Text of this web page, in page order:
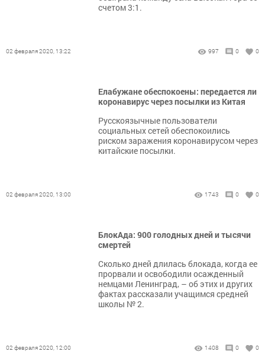
счетом 3:1.
02 февраля 2020, 13:22 997 0 0
Елабужане обеспокоены: передается ли
коронавирус через посылки из Китая
Русскоязычные пользователи
социальных сетей обеспокоились
риском заражения коронавирусом через
китайские посылки.
02 февраля 2020, 13:00 1743 0 0
БлокАда: 900 голодных дней и тысячи
смертей
Сколько дней длилась блокада, когда ее
прорвали и освободили осажденный
немцами Ленинград, – об этих и других
фактах рассказали учащимся средней
школы № 2.
02 февраля 2020, 12:00 1408 0 0